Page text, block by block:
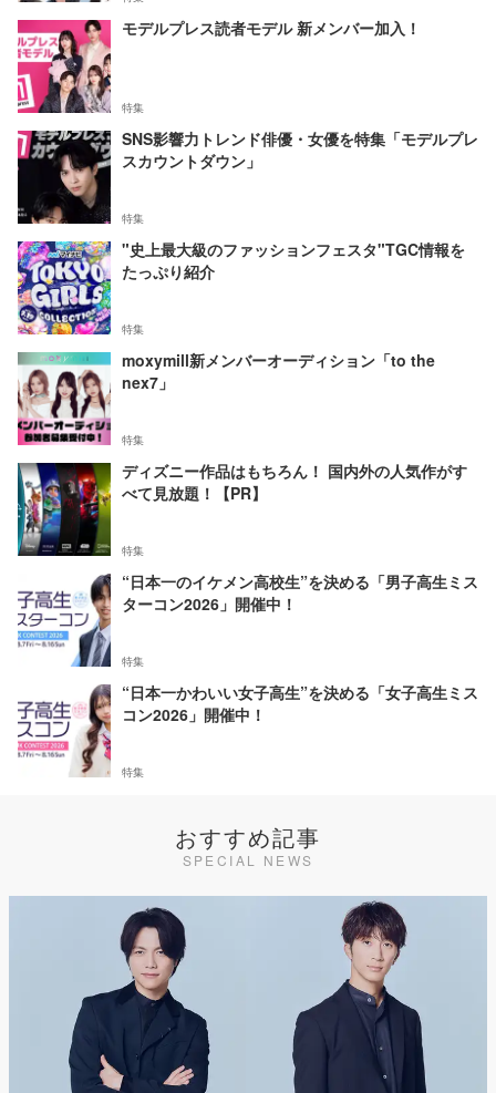
モデルプレス読者モデル 新メンバー加入！
特集
SNS影響力トレンド俳優・女優を特集「モデルプレ
スカウントダウン」
特集
"史上最大級のファッションフェスタ"TGC情報を
たっぷり紹介
特集
moxymill新メンバーオーディション「to the
nex7」
特集
ディズニー作品はもちろん！ 国内外の人気作がす
べて見放題！【PR】
特集
“日本一のイケメン高校生”を決める「男子高生ミス
ターコン2026」開催中！
特集
“日本一かわいい女子高生”を決める「女子高生ミス
コン2026」開催中！
特集
おすすめ記事
SPECIAL NEWS